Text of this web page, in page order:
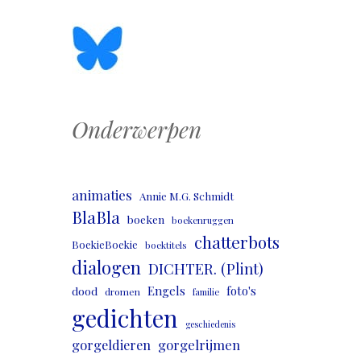
Onderwerpen
animaties Annie M.G. Schmidt
BlaBla boeken boekenruggen
BoekieBoekie boektitels chatterbots
dialogen DICHTER. (Plint)
dood dromen Engels familie foto's
gedichten geschiedenis
gorgeldieren gorgelrijmen